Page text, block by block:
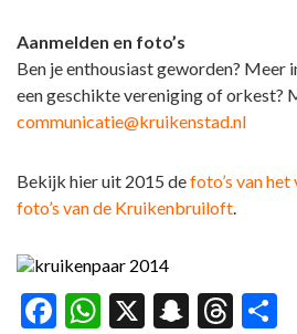
Aanmelden en foto’s
Ben je enthousiast geworden? Meer
een geschikte vereniging of orkest?
communicatie@kruikenstad.nl
Bekijk hier uit 2015 defoto’s van
foto’s van de Kruikenbruiloft.
Facebook
WhatsApp
X